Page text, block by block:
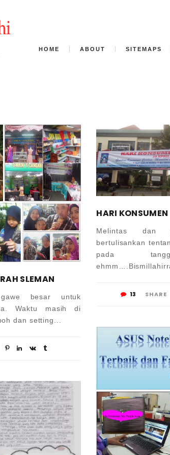
HOME ABOUT SITEMAPS
SLEMAN
besar untuk
Waktu masih di
dan setting...
HARI KONSUMEN
Melintas dan
bertulisankan
pada
13 SHARE